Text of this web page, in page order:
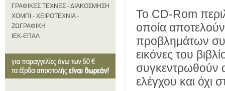
ΓΡΑΦΙΚΕΣ ΤΕΧΝΕΣ - ΔΙΑΚΟΣΜΗΣΗ
ΧΟΜΠΙ - ΧΕΙΡΟΤΕΧΝΙΑ -
ΖΩΓΡΑΦΙΚΗ
ΙΕΚ-ΕΠΑΛ
Το CD-Rom
οποία
προβλημάτων
εικόνες του
συγκεντρωθούν
ελέγχου και όχι